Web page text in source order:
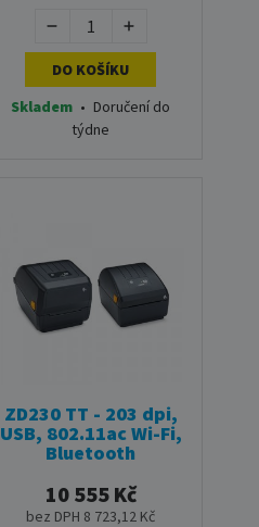
DO KOŠÍKU
Skladem • Doručení do
týdne
ZD230 TT - 203 dpi,
USB, 802.11ac Wi-Fi,
Bluetooth
10 555 Kč
bez DPH 8 723,12 Kč